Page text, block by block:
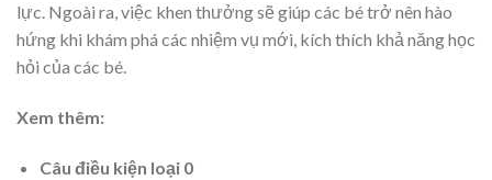
lực. Ngoài ra, việc khen thưởng sẽ giúp các bé trở nên hào
hứng khi khám phá các nhiệm vụ mới, kích thích khả năng học
hỏi của các bé.
Xem thêm:
Câu điều kiện loại 0